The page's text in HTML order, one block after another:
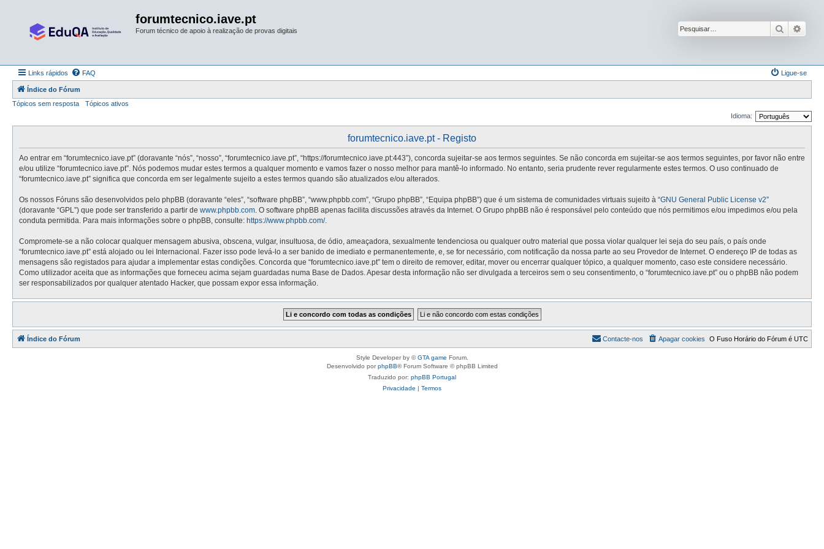
forumtecnico.iave.pt
Forum técnico de apoio à realização de provas digitais Pesquisar
Links rápidos FAQ Ligue-se
Índice do Fórum
Tópicos sem resposta
Tópicos ativos
Idioma:
forumtecnico.iave.pt - Registo
Ao entrar em “forumtecnico.iave.pt” (doravante “nós”, “nosso”, “forumtecnico.iave.pt”, “https://forumtecnico.iave.pt:443”), concorda sujeitar-se aos termos seguintes. Se não concorda em sujeitar-se aos termos seguintes, por favor não entre
e/ou utilize “forumtecnico.iave.pt”. Nós podemos mudar estes termos a qualquer momento e vamos fazer o nosso melhor para mantê-lo informado. No entanto, seria prudente rever regularmente estes termos. O uso continuado de
“forumtecnico.iave.pt” significa que concorda em ser legalmente sujeito a estes termos quando são atualizados e/ou alterados.
Os nossos Fóruns são desenvolvidos pelo phpBB (doravante “eles”, “software phpBB”, “www.phpbb.com”, “Grupo phpBB”, “Equipa phpBB”) que é um sistema de comunidades virtuais sujeito à “GNU General Public License v2”
(doravante “GPL”) que pode ser transferido a partir de www.phpbb.com . O software phpBB apenas facilita discussões através da Internet. O Grupo phpBB não é responsável pelo conteúdo que nós permitimos e/ou impedimos e/ou pela
conduta permitida. Para mais informações sobre o phpBB, consulte: https://www.phpbb.com/.
Compromete-se a não colocar qualquer mensagem abusiva, obscena, vulgar, insultuosa, de ódio, ameaçadora, sexualmente tendenciosa ou qualquer outro material que possa violar qualquer lei seja do seu país, o país onde
“forumtecnico.iave.pt” está alojado ou lei Internacional. Fazer isso pode levá-lo a ser banido de imediato e permanentemente, e, se for necessário, com notificação da nossa parte ao seu Provedor de Internet. O endereço IP de todas as
mensagens são registados para ajudar a implementar estas condições. Concorda que “forumtecnico.iave.pt” tem o direito de remover, editar, mover ou encerrar qualquer tópico, a qualquer momento, caso este considere necessário.
Como utilizador aceita que as informações que forneceu acima sejam guardadas numa Base de Dados. Apesar desta informação não ser divulgada a terceiros sem o seu consentimento, o “forumtecnico.iave.pt” ou o phpBB não podem
ser responsabilizados por qualquer atentado Hacker, que possam expor essa informação.
Índice do Fórum O Fuso Horário do Fórum é UTC
Apagar cookies
Contacte-nos
Style Developer by ©GTA game Forum.
Desenvolvido porphpBB® Forum Software © phpBB Limited
Traduzido por: phpBB Portugal
Privacidade | Termos